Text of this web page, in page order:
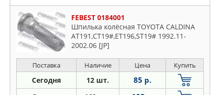
FEBEST 0184001
Шпилька колёсная TOYOTA CALDINA
AT191,CT19#,ET196,ST19# 1992.11-
2002.06 [JP]
Поставка Наличие Цена Купить
Сегодня 12 шт. 85 р.